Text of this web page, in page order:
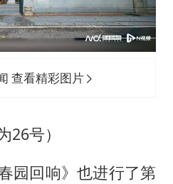
查看精彩图片
号）
园回响》也进行了第